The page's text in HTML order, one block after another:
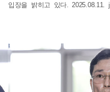
입장을 밝히고 있다. 2025.08.11.